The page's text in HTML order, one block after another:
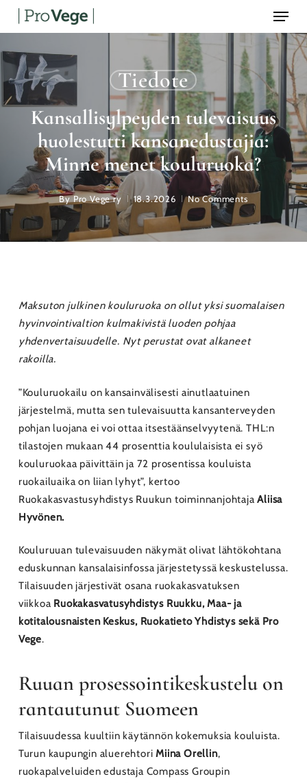
Skip
content
Menu
Tiedote
Kansallisylpeyden tulevaisuus
huolestutti kansanedustajia:
Minne menet kouluruoka?
By Pro Vege ry 18.3.2026 No Comments
Maksuton julkinen kouluruoka on ollut yksi suomalaisen
hyvinvointivaltion kulmakivistä luoden pohjaa
yhdenvertaisuudelle. Nyt perustat ovat alkaneet
rakoilla.
”Kouluruokailu on kansainvälisesti ainutlaatuinen
järjestelmä, mutta sen tulevaisuutta kansanterveyden
pohjan luojana ei voi ottaa itsestäänselvyytenä. THL:n
tilastojen mukaan 44 prosenttia koululaisista ei syö
kouluruokaa päivittäin ja 72 prosentissa kouluista
ruokailuaika on liian lyhyt”, kertoo
Ruokakasvastusyhdistys Ruukun toiminnanjohtajaAliisa
Hyvönen.
Kouluruuan tulevaisuuden näkymät olivat lähtökohtana
eduskunnan kansalaisinfossa järjestetyssä keskustelussa.
Tilaisuuden järjestivät osana ruokakasvatuksen
viikkoa Ruokakasvatusyhdistys Ruukku, Maa- ja
kotitalousnaisten Keskus, Ruokatieto Yhdistys sekä Pro
Vege.
Ruuan prosessointikeskustelu on
rantautunut Suomeen
Tilaisuudessa kuultiin käytännön kokemuksia kouluista.
Turun kaupungin aluerehtoriMiina Orellin,
ruokapalveluiden edustaja Compass Groupin